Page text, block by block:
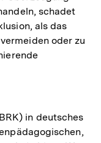
schadet
als das
oder zu
in deutsches